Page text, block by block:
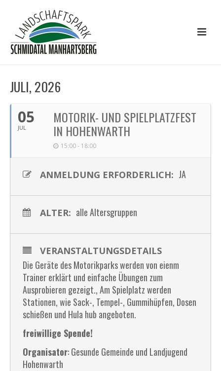
JULI, 2026
05
JUL
MOTORIK- UND SPIELPLATZFEST
IN HOHENWARTH
15:00 - 18:00
ANMELDUNG ERFORDERLICH: JA
ALTER: alle Altersgruppen
VERANSTALTUNGSDETAILS
Die Geräte des Motorikparks werden von eienm
Trainer erklärt und einfache Übungen zum
Ausprobieren gezeigt., Am Spielplatz werden
Stationen, wie Sack-, Tempel-, Gummihüpfen, Dosen
schießen und Hula hub angeboten.
freiwillige Spende!
Organisator: Gesunde Gemeinde und Landjugend
Hohenwarth